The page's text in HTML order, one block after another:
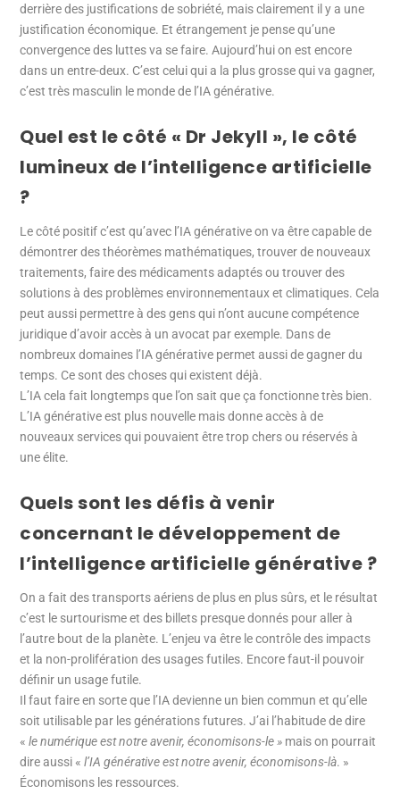
derrière des justifications de sobriété, mais clairement il y a une
justification économique. Et étrangement je pense qu’une
convergence des luttes va se faire. Aujourd’hui on est encore
dans un entre-deux. C’est celui qui a la plus grosse qui va gagner,
c’est très masculin le monde de l’IA générative.
Quel est le côté « Dr Jekyll », le côté
lumineux de l’intelligence artificielle
?
Le côté positif c’est qu’avec l’IA générative on va être capable de
démontrer des théorèmes mathématiques, trouver de nouveaux
traitements, faire des médicaments adaptés ou trouver des
solutions à des problèmes environnementaux et climatiques. Cela
peut aussi permettre à des gens qui n’ont aucune compétence
juridique d’avoir accès à un avocat par exemple. Dans de
nombreux domaines l’IA générative permet aussi de gagner du
temps. Ce sont des choses qui existent déjà.
L’IA cela fait longtemps que l’on sait que ça fonctionne très bien.
L’IA générative est plus nouvelle mais donne accès à de
nouveaux services qui pouvaient être trop chers ou réservés à
une élite.
Quels sont les défis à venir
concernant le développement de
l’intelligence artificielle générative ?
On a fait des transports aériens de plus en plus sûrs, et le résultat
c’est le surtourisme et des billets presque donnés pour aller à
l’autre bout de la planète. L’enjeu va être le contrôle des impacts
et la non-prolifération des usages futiles. Encore faut-il pouvoir
définir un usage futile.
Il faut faire en sorte que l’IA devienne un bien commun et qu’elle
soit utilisable par les générations futures. J’ai l’habitude de dire
«le numérique est notre avenir, économisons-le » mais on pourrait
dire aussi «l’IA générative est notre avenir, économisons-là. »
Économisons les ressources.